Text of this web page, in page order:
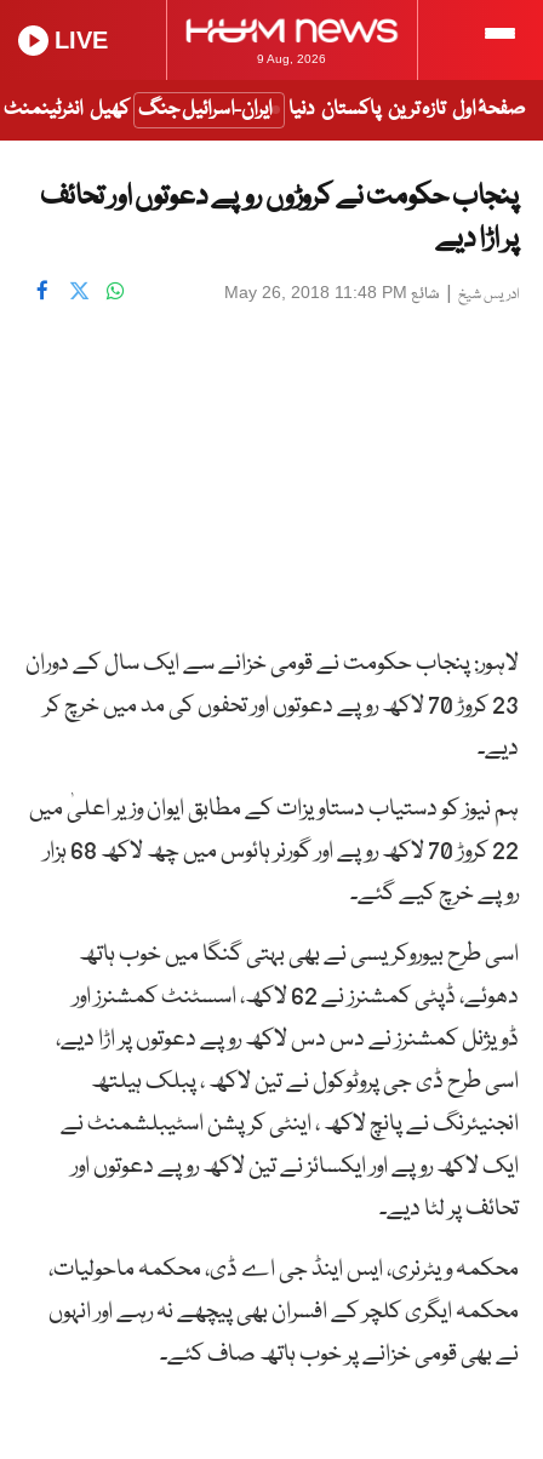
9 Aug, 2026
LIVE
صفحۂ اول تازہ ترین پاکستان دنیا ایران-اسرائیل جنگ کھیل انٹرٹینمنٹ
پنجاب حکومت نے کروڑوں روپے دعوتوں اور تحائف
پر اڑا دیے
ادریس شيخ‎‎ | شائع May 26, 2018 11:48 PM
لاہور: پنجاب حکومت نے قومی خزانے سے ایک سال کے دوران
23 کروڑ 70 لاکھ روپے دعوتوں اور تحفوں کی مد میں خرچ کر
دیے۔
ہم نیوز کو دستیاب دستاویزات کے مطابق ایوان وزیر اعلیٰ میں
22 کروڑ 70 لاکھ روپے اور گورنر ہائوس میں چھ لاکھ 68 ہزار
روپے خرچ کیے گئے۔
اسی طرح بیوروکریسی نے بھی بہتی گنگا میں خوب ہاتھ
دھوئے، ڈپٹی کمشنرز نے 62 لاکھ، اسسٹنٹ کمشنرز اور
ڈویژنل کمشنرز نے دس دس لاکھ روپے دعوتوں پر اڑا دیے،
اسی طرح ڈی جی پروٹوکول نے تین لاکھ ، پبلک ہیلتھ
انجنیئرنگ نے پانچ لاکھ ، اینٹی کرپشن اسٹیبلشمنٹ نے
ایک لاکھ روپے اور ایکسائز نے تین لاکھ روپے دعوتوں اور
تحائف پر لٹا دیے۔
محکمہ ویٹرنری، ایس اینڈ جی اے ڈی، محکمہ ماحولیات،
محکمہ ایگری کلچر کے افسران بھی پیچھے نہ رہے اور انہوں
نے بھی قومی خزانے پر خوب ہاتھ صاف کئے۔